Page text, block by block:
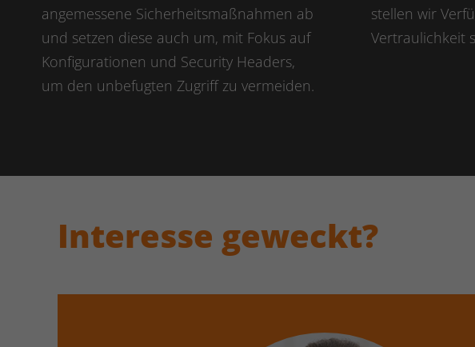
angemessene Sicherheitsmaßnahmen ab
und setzen diese auch um, mit Fokus auf
Konfigurationen und Security Headers,
um den unbefugten Zugriff zu vermeiden.
stellen wir
Vertraulichkeit
Interesse geweckt?